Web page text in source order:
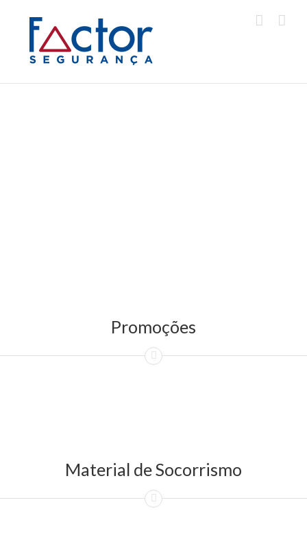
Promoções
Material de Socorrismo